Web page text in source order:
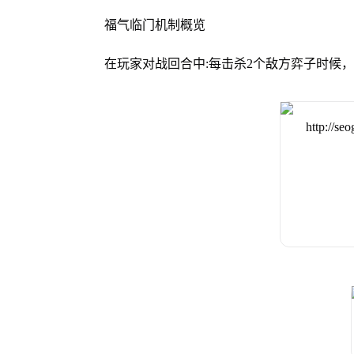
福气临门机制概览
在玩家对战回合中:每击杀2个敌方弈子时候